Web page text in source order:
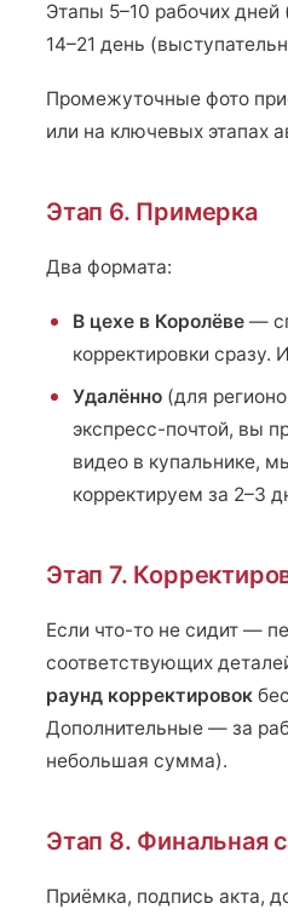
Этапы 5–10 рабочих
14–21 день
Промежуточные фото
или на ключевых этапах
Этап 6. Примерка
Два формата:
В цехе в Королёве —
корректировки сразу.
Удалённо (для
экспресс-почтой, вы
видео в купальнике,
корректируем за 2–3
Этап 7.
Если что-то не сидит —
соответствующих
раунд корректировок
Дополнительные — за
небольшая сумма).
Этап 8. Финальная
Приёмка, подпись акта,